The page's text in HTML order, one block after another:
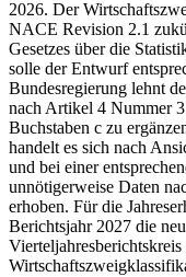
2026. Der
NACE Revision 2.1
Gesetzes über die
solle der Entwurf
Bundesregierung lehnt
nach Artikel 4 Nummer
Buchstaben c zu
handelt es sich nach
und bei einer
unnötigerweise Daten
erhoben. Für die
Berichtsjahr 2027 die